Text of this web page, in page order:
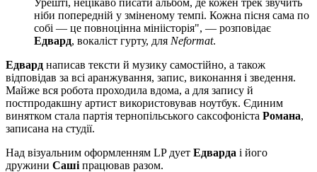
ніби попередній у зміненому темпі. Кожна пісня сама по
собі — це повноцінна мініісторія", — розповідає
Едвард, вокаліст гурту, для Neformat.
Едвард написав тексти й музику самостійно, а також
відповідав за всі аранжування, запис, виконання і зведення.
Майже вся робота проходила вдома, а для запису й
постпродакшну артист використовував ноутбук. Єдиним
винятком стала партія тернопільського саксофоніста Романа,
записана на студії.
Над візуальним оформленням LP дует Едварда і його
дружини Саші працював разом.